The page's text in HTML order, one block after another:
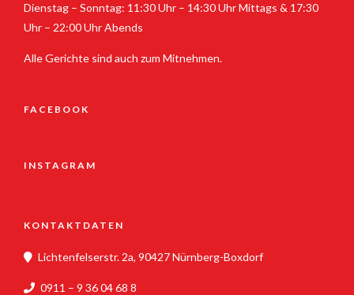
Dienstag – Sonntag: 11:30 Uhr – 14:30 Uhr Mittags & 17:30
Uhr – 22:00 Uhr Abends
Alle Gerichte sind auch zum Mitnehmen.
FACEBOOK
INSTAGRAM
KONTAKTDATEN
Lichtenfelserstr. 2a, 90427 Nürnberg-Boxdorf
0911 – 9 36 04 68 8